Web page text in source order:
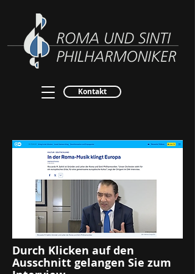
Kontakt
Durch Klicken auf den
Ausschnitt gelangen Sie zum